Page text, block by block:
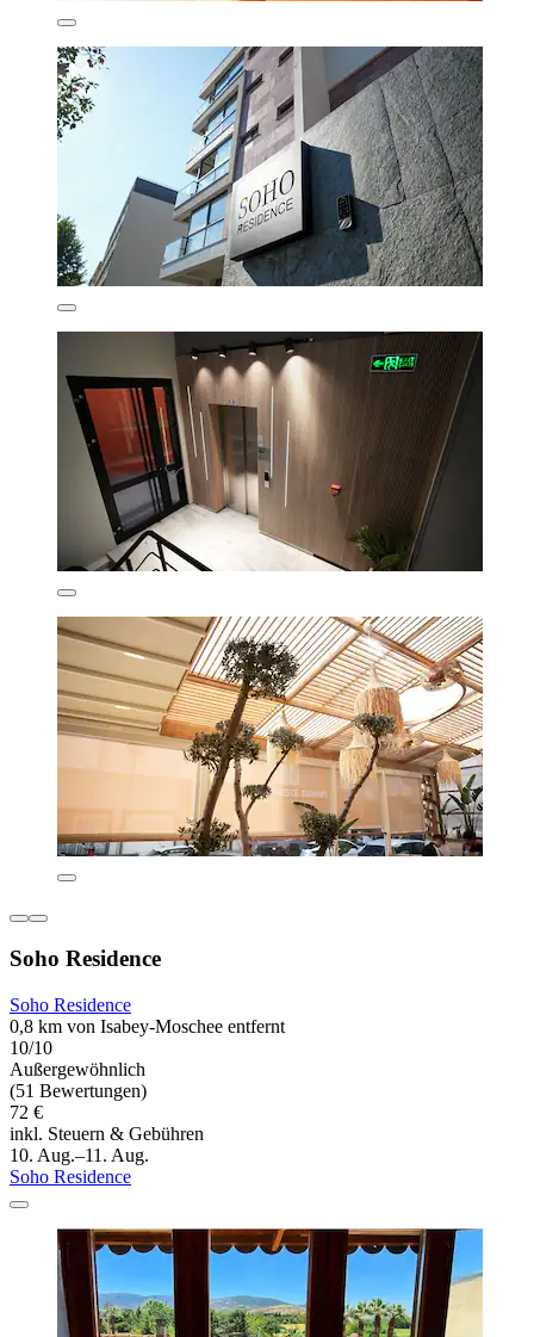
Soho Residence
Soho Residence
0,8 km von Isabey-Moschee entfernt
10/10
Außergewöhnlich
(51 Bewertungen)
72 €
inkl. Steuern & Gebühren
10. Aug.–11. Aug.
Soho Residence